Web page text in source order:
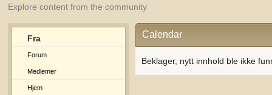
Explore content from the community
Fra
Forum
Medlemer
Hjem
Calendar
Beklager, nytt innhold ble ikke